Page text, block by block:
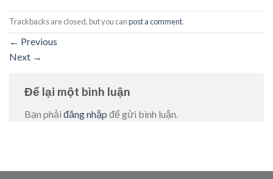
Trackbacks are closed, but you canpost a comment.
← Previous
Next →
Để lại một bình luận
Bạn phải đăng nhập để gửi bình luận.